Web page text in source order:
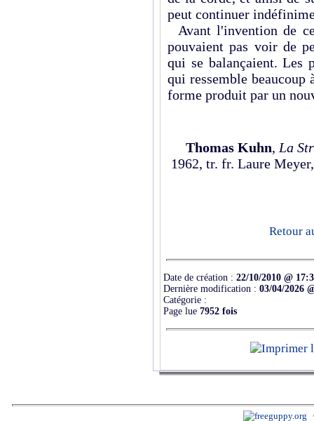
peut continuer
Avant l'invention de
pouvaient pas voir de
qui se balançaient. Les
qui ressemble
forme produit par un
Thomas Kuhn, La
1962, tr. fr. Laure
Retour
Date de création : 22/10/2010 @
Dernière modification : 03/04/2026
Catégorie :
Page lue 7952 fois